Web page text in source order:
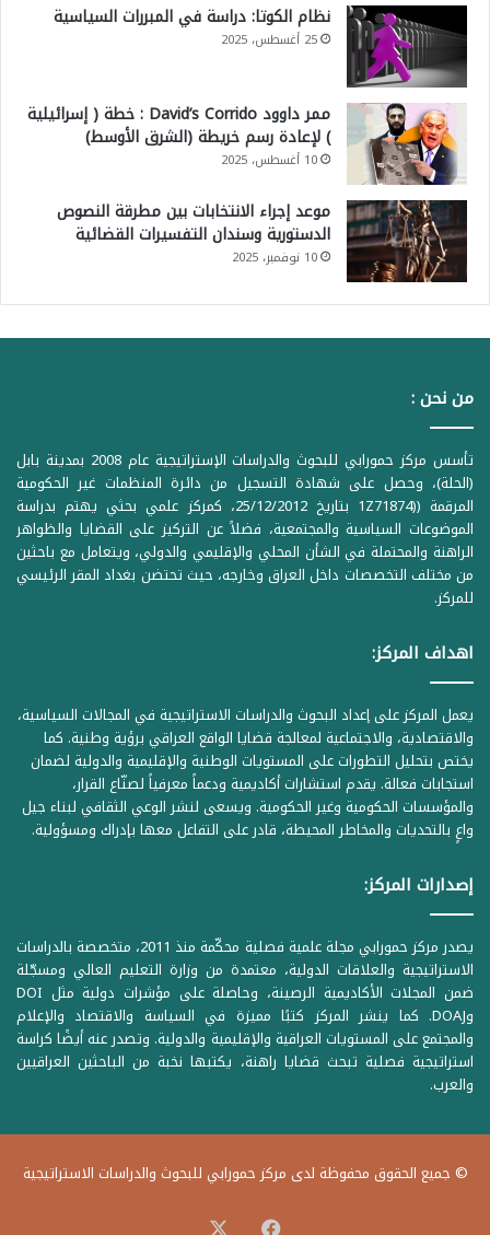
نظام الكوتا: دراسة في المبررات السياسية
25 أغسطس، 2025
ممر داوود David’s Corrido : خطة ( إسرائيلية
) لإعادة رسم خريطة (الشرق الأوسط)
10 أغسطس، 2025
موعد إجراء الانتخابات بين مطرقة النصوص
الدستورية وسندان التفسيرات القضائية
10 نوفمبر، 2025
من نحن :
تأسس مركز حمورابي للبحوث والدراسات الإستراتيجية عام 2008 بمدينة بابل
(الحلة)، وحصل على شهادة التسجيل من دائرة المنظمات غير الحكومية
المرقمة ((1Z71874 بتاريخ 25/12/2012، كمركز علمي بحثي يهتم بدراسة
الموضوعات السياسية والمجتمعية، فضلاً عن التركيز على القضايا والظواهر
الراهنة والمحتملة في الشأن المحلي والإقليمي والدولي، ويتعامل مع باحثين
من مختلف التخصصات داخل العراق وخارجه، حيث تحتضن بغداد المقر الرئيسي
للمركز.
اهداف المركز:
يعمل المركز على إعداد البحوث والدراسات الاستراتيجية في المجالات السياسية،
والاقتصادية، والاجتماعية لمعالجة قضايا الواقع العراقي برؤية وطنية. كما
يختص بتحليل التطورات على المستويات الوطنية والإقليمية والدولية لضمان
استجابات فعالة. يقدم استشارات أكاديمية ودعماً معرفياً لصنّاع القرار،
والمؤسسات الحكومية وغير الحكومية. ويسعى لنشر الوعي الثقافي لبناء جيل
واعٍ بالتحديات والمخاطر المحيطة، قادر على التفاعل معها بإدراك ومسؤولية.
إصدارات المركز:
يصدر مركز حمورابي مجلة علمية فصلية محكّمة منذ 2011، متخصصة بالدراسات
الاستراتيجية والعلاقات الدولية، معتمدة من وزارة التعليم العالي ومسجّلة
ضمن المجلات الأكاديمية الرصينة، وحاصلة على مؤشرات دولية مثل DOI
وDOAJ. كما ينشر المركز كتبًا مميزة في السياسة والاقتصاد والإعلام
والمجتمع على المستويات العراقية والإقليمية والدولية. وتصدر عنه أيضًا كراسة
استراتيجية فصلية تبحث قضايا راهنة، يكتبها نخبة من الباحثين العراقيين
والعرب.
© جميع الحقوق محفوظة لدى مركز حمورابي للبحوث والدراسات الاستراتيجية